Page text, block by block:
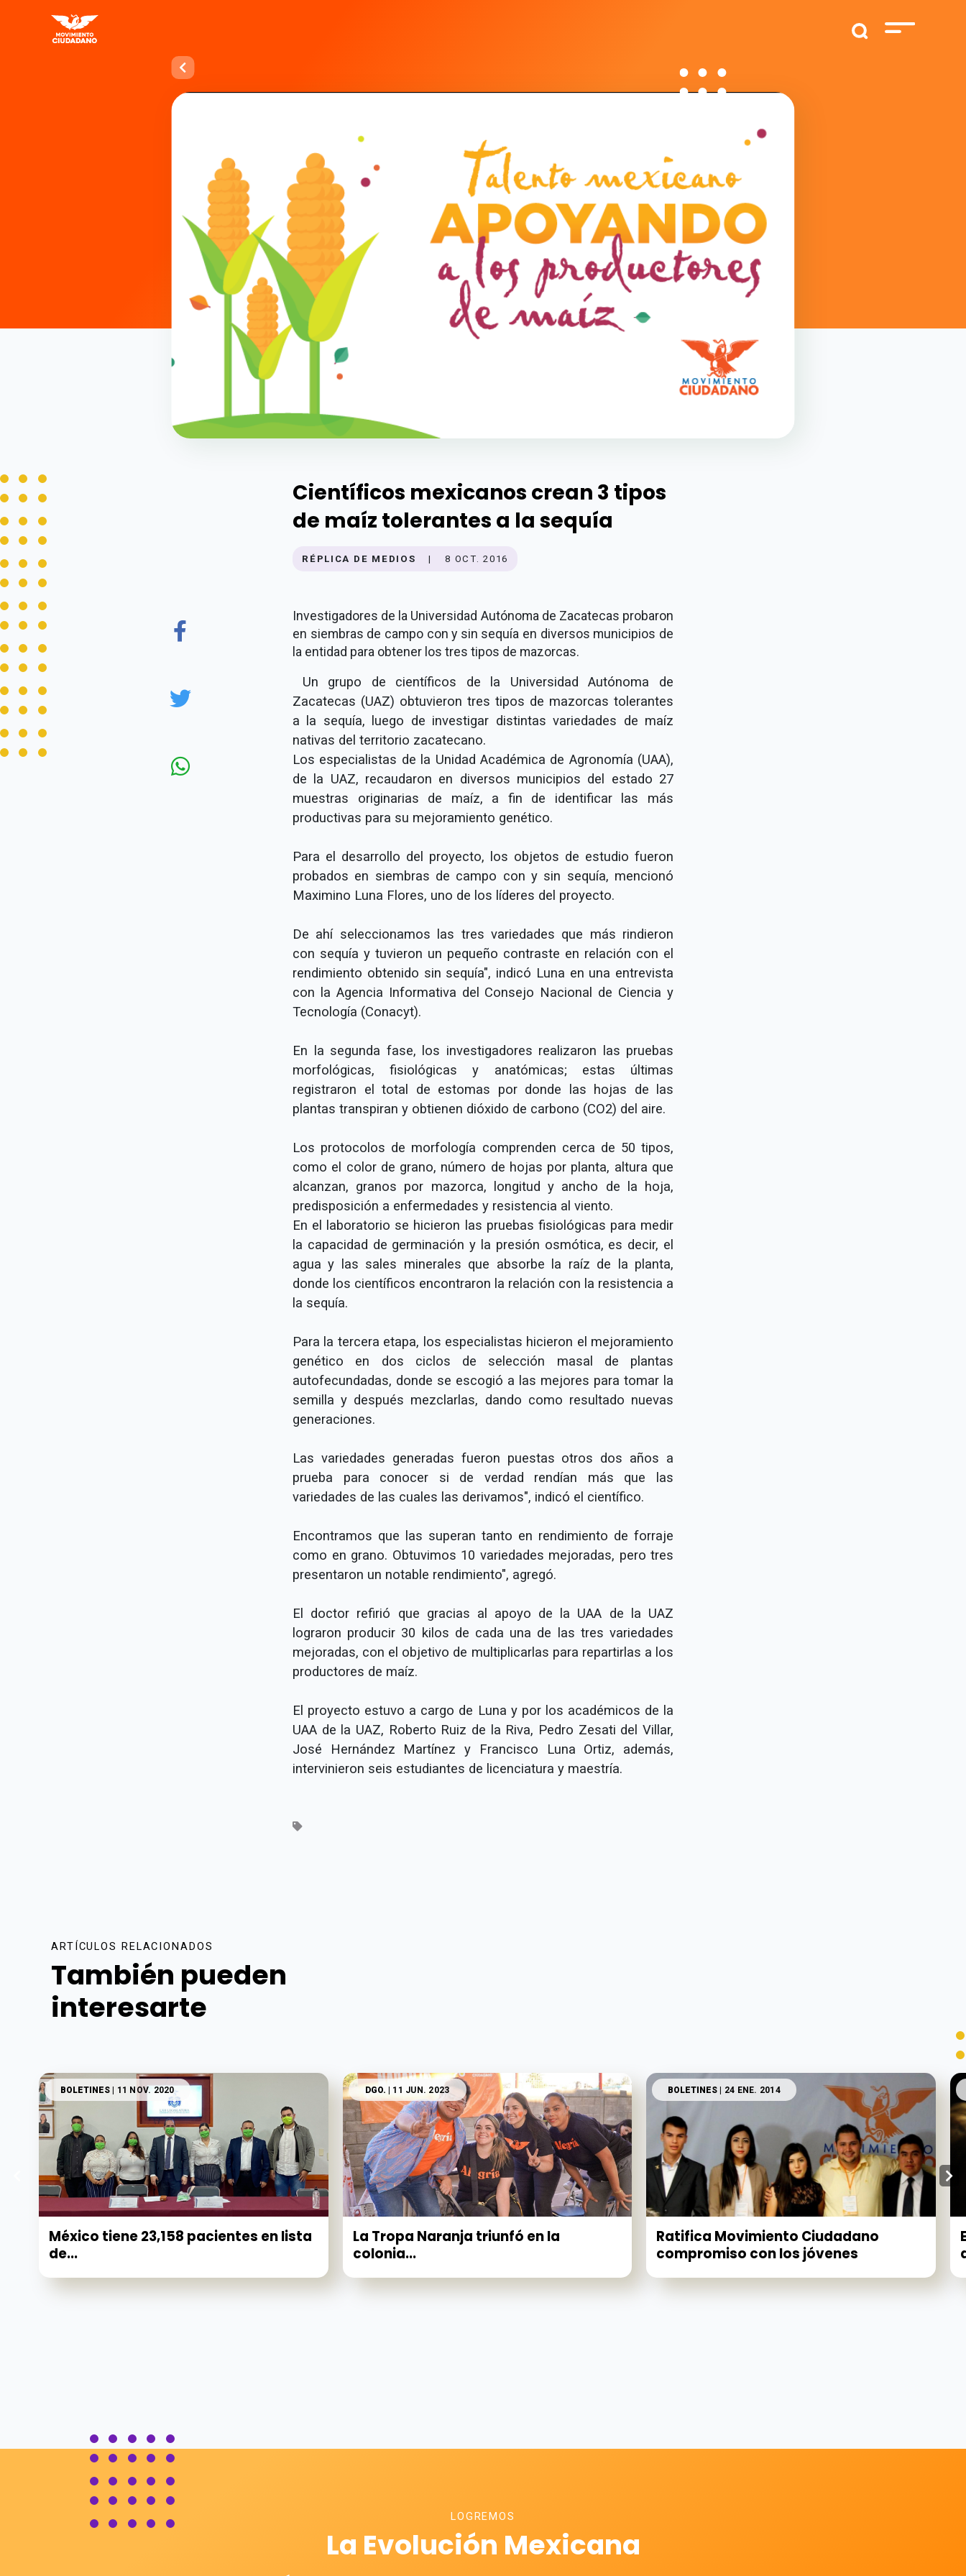
Científicos mexicanos crean 3 tipos
de maíz tolerantes a la sequía
RÉPLICA DE MEDIOS | 8 OCT. 2016
Investigadores de la Universidad Autónoma de Zacatecas probaron
en siembras de campo con y sin sequía en diversos municipios de
la entidad para obtener los tres tipos de mazorcas.
Un grupo de científicos de la Universidad Autónoma de
Zacatecas (UAZ) obtuvieron tres tipos de mazorcas tolerantes
a la sequía, luego de investigar distintas variedades de maíz
nativas del territorio zacatecano.
Los especialistas de la Unidad Académica de Agronomía (UAA),
de la UAZ, recaudaron en diversos municipios del estado 27
muestras originarias de maíz, a fin de identificar las más
productivas para su mejoramiento genético.
Para el desarrollo del proyecto, los objetos de estudio fueron
probados en siembras de campo con y sin sequía, mencionó
Maximino Luna Flores, uno de los líderes del proyecto.
De ahí seleccionamos las tres variedades que más rindieron
con sequía y tuvieron un pequeño contraste en relación con el
rendimiento obtenido sin sequía", indicó Luna en una entrevista
con la Agencia Informativa del Consejo Nacional de Ciencia y
Tecnología (Conacyt).
En la segunda fase, los investigadores realizaron las pruebas
morfológicas, fisiológicas y anatómicas; estas últimas
registraron el total de estomas por donde las hojas de las
plantas transpiran y obtienen dióxido de carbono (CO2) del aire.
Los protocolos de morfología comprenden cerca de 50 tipos,
como el color de grano, número de hojas por planta, altura que
alcanzan, granos por mazorca, longitud y ancho de la hoja,
predisposición a enfermedades y resistencia al viento.
En el laboratorio se hicieron las pruebas fisiológicas para medir
la capacidad de germinación y la presión osmótica, es decir, el
agua y las sales minerales que absorbe la raíz de la planta,
donde los científicos encontraron la relación con la resistencia a
la sequía.
Para la tercera etapa, los especialistas hicieron el mejoramiento
genético en dos ciclos de selección masal de plantas
autofecundadas, donde se escogió a las mejores para tomar la
semilla y después mezclarlas, dando como resultado nuevas
generaciones.
Las variedades generadas fueron puestas otros dos años a
prueba para conocer si de verdad rendían más que las
variedades de las cuales las derivamos", indicó el científico.
Encontramos que las superan tanto en rendimiento de forraje
como en grano. Obtuvimos 10 variedades mejoradas, pero tres
presentaron un notable rendimiento", agregó.
El doctor refirió que gracias al apoyo de la UAA de la UAZ
lograron producir 30 kilos de cada una de las tres variedades
mejoradas, con el objetivo de multiplicarlas para repartirlas a los
productores de maíz.
El proyecto estuvo a cargo de Luna y por los académicos de la
UAA de la UAZ, Roberto Ruiz de la Riva, Pedro Zesati del Villar,
José Hernández Martínez y Francisco Luna Ortiz, además,
intervinieron seis estudiantes de licenciatura y maestría.
ARTÍCULOS RELACIONADOS
También pueden
interesarte
BOLETINES | 11 NOV. 2020
México tiene 23,158 pacientes en lista
de...
DGO. | 11 JUN. 2023
La Tropa Naranja triunfó en la
colonia...
BOLETINES | 24 ENE. 2014
Ratifica Movimiento Ciudadano
compromiso con los jóvenes
LOGREMOS
La Evolución Mexicana